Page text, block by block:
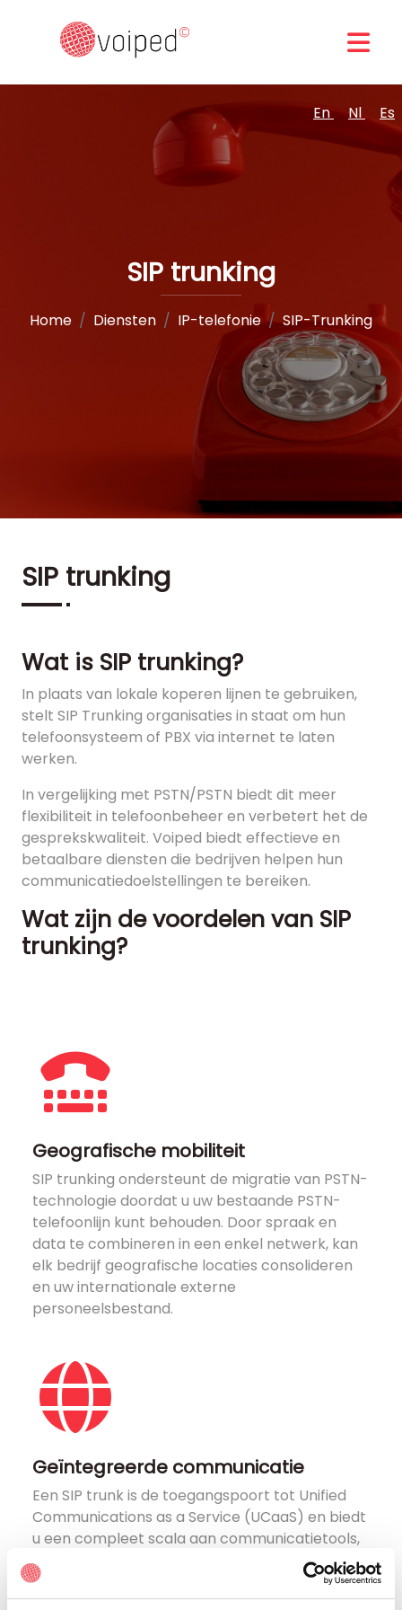
En Nl Es
SIP trunking
Home Diensten IP-telefonie SIP-Trunking
SIP trunking
Wat is SIP trunking?
In plaats van lokale koperen lijnen te gebruiken,
stelt SIP Trunking organisaties in staat om hun
telefoonsysteem of PBX via internet te laten
werken.
In vergelijking met PSTN/PSTN biedt dit meer
flexibiliteit in telefoonbeheer en verbetert het de
gesprekskwaliteit. Voiped biedt effectieve en
betaalbare diensten die bedrijven helpen hun
communicatiedoelstellingen te bereiken.
Wat zijn de voordelen van SIP
trunking?
Geografische mobiliteit
SIP trunking ondersteunt de migratie van PSTN-
technologie doordat u uw bestaande PSTN-
telefoonlijn kunt behouden. Door spraak en
data te combineren in een enkel netwerk, kan
elk bedrijf geografische locaties consolideren
en uw internationale externe
personeelsbestand.
Geïntegreerde communicatie
Een SIP trunk is de toegangspoort tot Unified
Communications as a Service (UCaaS) en biedt
u een compleet scala aan communicatietools,
zoals videoconferenties of glasvezelinternet.